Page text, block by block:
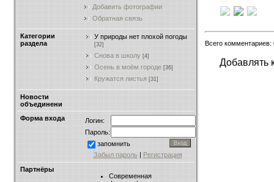
Добавить фотографии
Обратная связь
Категории
раздела
У природы нет плохой погоды
[32]
Снова в школу [4]
Осень в моём городе [36]
Кружатся листья [31]
Новости
объединени
Форма входа
Логин:
Пароль:
запомнить
Забыл пароль | Регистрация
Партнёры
Современная
Всего комментариев:
Добавлять